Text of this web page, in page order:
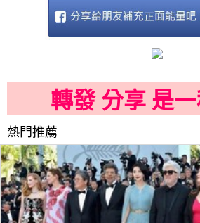
轉發 分享 是
熱門推薦